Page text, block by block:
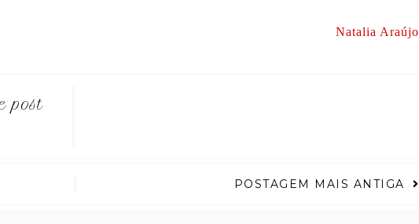
Natalia Araújo
post
POSTAGEM MAIS ANTIGA